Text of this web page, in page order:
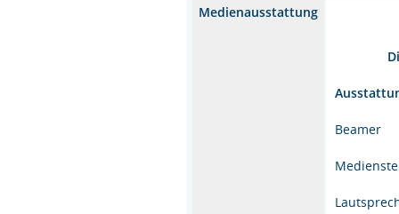
Medienausstattung
Beamer